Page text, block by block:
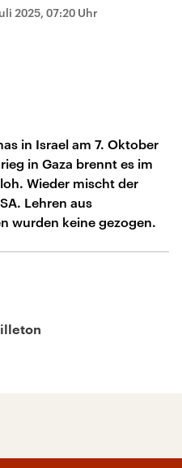
2025, 07:20 Uhr
in Israel am 7. Oktober
in Gaza brennt es im
Wieder mischt der
Lehren aus
wurden keine gezogen.